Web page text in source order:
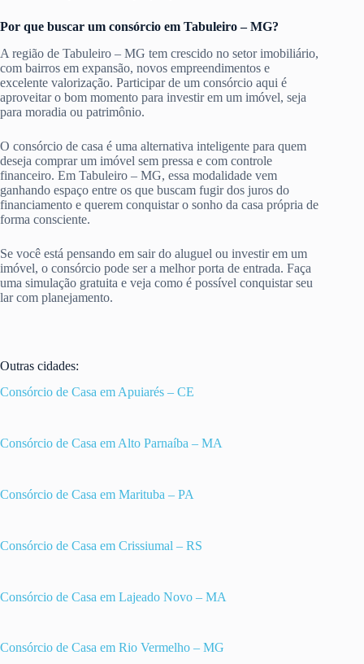
Por que buscar um consórcio em Tabuleiro – MG?
A região de Tabuleiro – MG tem crescido no setor imobiliário,
com bairros em expansão, novos empreendimentos e
excelente valorização. Participar de um consórcio aqui é
aproveitar o bom momento para investir em um imóvel, seja
para moradia ou patrimônio.
O consórcio de casa é uma alternativa inteligente para quem
deseja comprar um imóvel sem pressa e com controle
financeiro. Em Tabuleiro – MG, essa modalidade vem
ganhando espaço entre os que buscam fugir dos juros do
financiamento e querem conquistar o sonho da casa própria de
forma consciente.
Se você está pensando em sair do aluguel ou investir em um
imóvel, o consórcio pode ser a melhor porta de entrada. Faça
uma simulação gratuita e veja como é possível conquistar seu
lar com planejamento.
Outras cidades:
Consórcio de Casa em Apuiarés – CE
Consórcio de Casa em Alto Parnaíba – MA
Consórcio de Casa em Marituba – PA
Consórcio de Casa em Crissiumal – RS
Consórcio de Casa em Lajeado Novo – MA
Consórcio de Casa em Rio Vermelho – MG